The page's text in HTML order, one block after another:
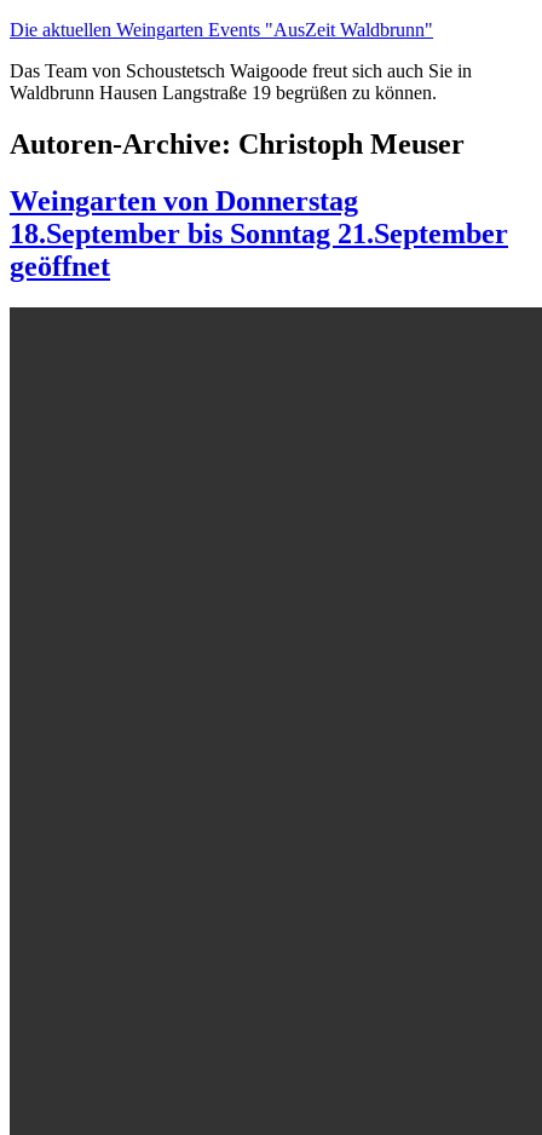
Zum
springen
Die aktuellen Weingarten Events "AusZeit Waldbrunn"
Das Team von Schoustetsch Waigoode freut sich auch Sie in
Waldbrunn Hausen Langstraße 19 begrüßen zu können.
Autoren-Archive: Christoph Meuser
Weingarten von Donnerstag
18.September bis Sonntag 21.September
geöffnet